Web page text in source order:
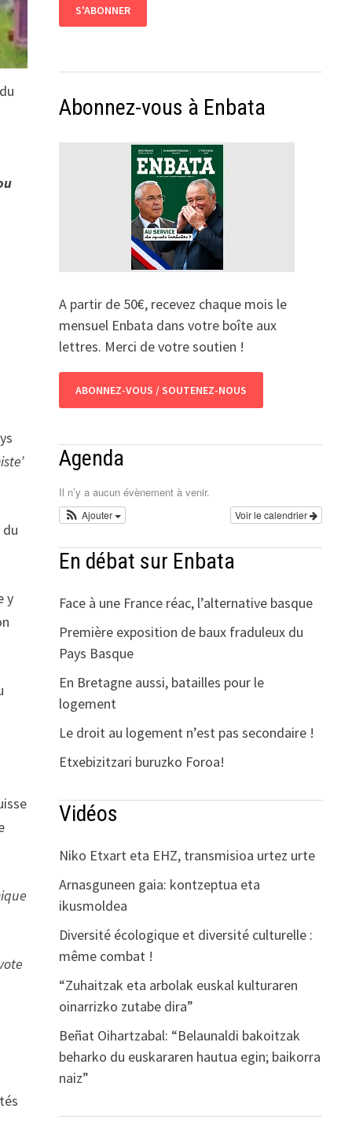
y
Abonnez-vous à Enbata
A partir de 50€, recevez chaque mois le
mensuel Enbata dans votre boîte aux
lettres. Merci de votre soutien !
ABONNEZ-VOUS / SOUTENEZ-NOUS
Agenda
Il n’y a aucun évènement à venir.
Voir le calendrier
Ajouter
En débat sur Enbata
Face à une France réac, l’alternative basque
Première exposition de baux fraduleux du
Pays Basque
En Bretagne aussi, batailles pour le
logement
Le droit au logement n’est pas secondaire !
Etxebizitzari buruzko Foroa!
Vidéos
Niko Etxart eta EHZ, transmisioa urtez urte
Arnasguneen gaia: kontzeptua eta
ikusmoldea
Diversité écologique et diversité culturelle :
même combat !
“Zuhaitzak eta arbolak euskal kulturaren
oinarrizko zutabe dira”
Beñat Oihartzabal: “Belaunaldi bakoitzak
beharko du euskararen hautua egin; baikorra
naiz”